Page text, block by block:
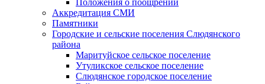
Положения о поощрении
Аккредитация СМИ
Памятники
Городские и сельские поселения Слюдянского
района
Маритуйское сельское поселение
Утуликское сельское поселение
Слюдянское городское поселение